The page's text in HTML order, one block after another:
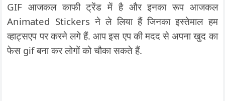
GIF आजकल काफी ट्रेंड में है और इनका रूप आजकल
Animated Stickers ने ले लिया हैं जिनका इस्तेमाल हम
व्हाट्सएप पर करने लगे हैं. आप इस एप की मदद से अपना खुद का
फेस gif बना कर लोगों को चौका सकते हैं.